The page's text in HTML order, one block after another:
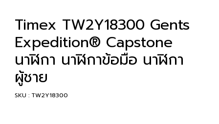
Timex TW2Y18300 Gents
Expedition® Capstone
นาฬิกา นาฬิกาข้อมือ นาฬิกา
ผู้ชาย
SKU : TW2Y18300